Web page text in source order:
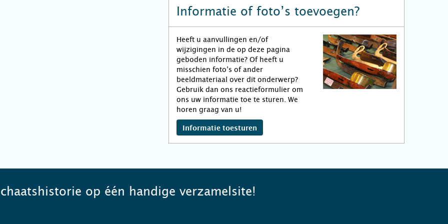
Informatie of foto’s toevoegen?
Heeft u aanvullingen en/of
wijzigingen in de op deze pagina
geboden informatie? Of heeft u
misschien foto’s of ander
beeldmateriaal over dit onderwerp?
Gebruik dan ons reactieformulier om
ons uw informatie toe te sturen. We
horen graag van u!
Informatie toesturen
op één handige verzamelsite!